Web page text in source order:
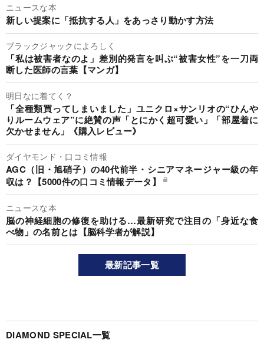
ニュースな本
新しい提案に「抵抗する人」をあっさり動かす方法
ブラックジャックによろしく
「私は被害者なのよ」差別的発言を叫ぶ“被害女性”を一刀両
断した医師の言葉【マンガ】
明日なに着てく？
「全種類買ってしまいました」ユニクロ×サンリオの“ひんや
りルームウェア”に絶賛の声「とにかく超可愛い」「部屋着に
欠かせません」《購入レビュー》
ダイヤモンド・口コミ情報
AGC（旧・旭硝子）の40代前半・シニアマネージャー級の年
収は？【5000件の口コミ情報データ】
ニュースな本
脳の神経細胞の修復を助ける…最新研究で注目の「身近な食
べ物」の名前とは【脳科学者が解説】
最新記事一覧
DIAMOND SPECIAL一覧